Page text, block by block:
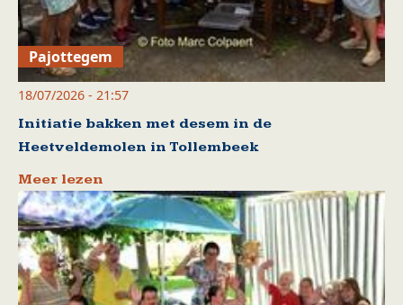
Pajottegem
18/07/2026 - 21:57
Initiatie bakken met desem in de
Heetveldemolen in Tollembeek
Meer lezen